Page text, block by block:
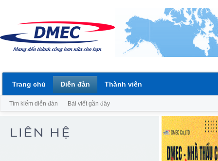
Trang chủ Diễn đàn
Tìm kiếm diễn đàn Bài viết gần đây
Thành viên